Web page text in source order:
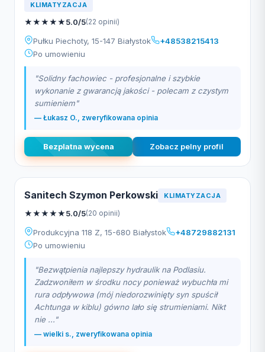
KLIMATYZACJA
★★★★★5.0/5(22 opinii)
Pułku Piechoty, 15-147 Białystok
+48538215413
Po umowieniu
"Solidny fachowiec - profesjonalne i szybkie
wykonanie z gwarancją jakości - polecam z czystym
sumieniem"
— Łukasz O., zweryfikowana opinia
Bezplatna wycena Zobacz pelny profil
Sanitech Szymon Perkowski KLIMATYZACJA
★★★★★5.0/5(20 opinii)
Produkcyjna 118 Z, 15-680 Białystok
+48729882131
Po umowieniu
"Bezwątpienia najlepszy hydraulik na Podlasiu.
Zadzwoniłem w środku nocy ponieważ wybuchła mi
rura odpływowa (mój niedorozwinięty syn spuścił
Achtunga w kiblu) gówno lało się strumieniami. Nikt
nie ..."
— wielki s., zweryfikowana opinia